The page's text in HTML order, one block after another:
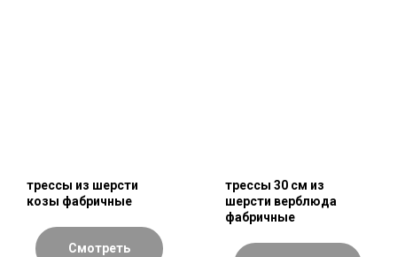
трессы из шерсти
козы фабричные
Смотреть
трессы 30 см из
шерсти верблюда
фабричные